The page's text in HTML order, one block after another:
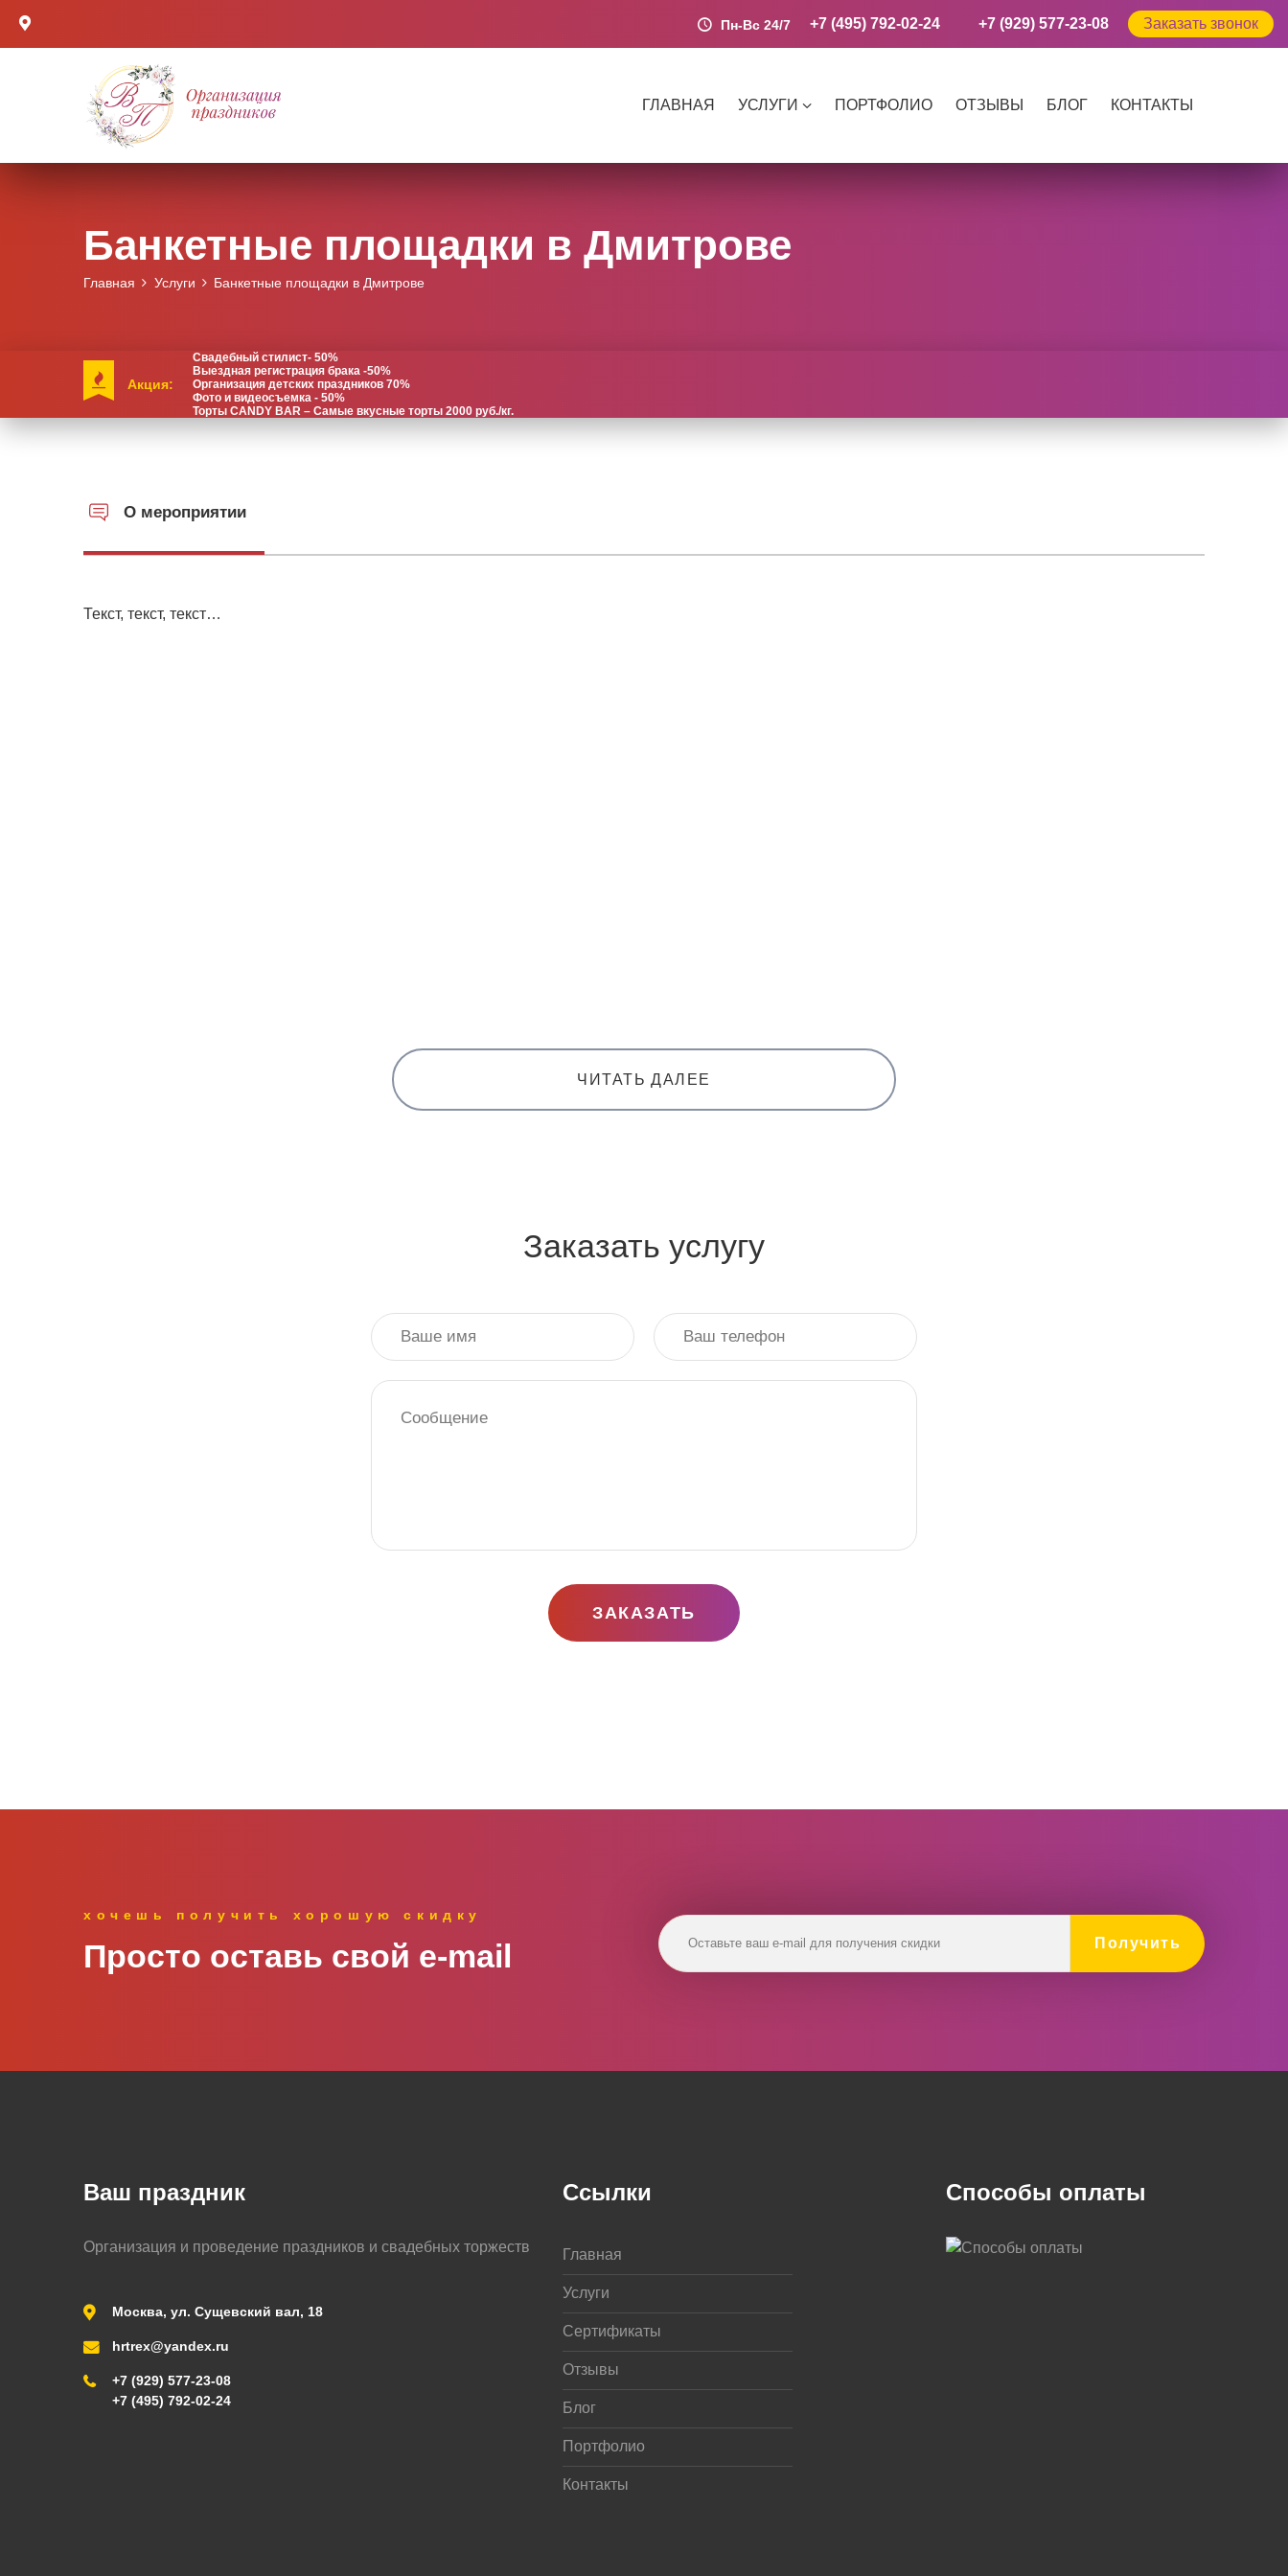
Пн-Вс 24/7 +7 (495) 792-02-24 +7 (929) 577-23-08 Заказать звонок
ГЛАВНАЯ УСЛУГИ ПОРТФОЛИО ОТЗЫВЫ БЛОГ КОНТАКТЫ
Банкетные площадки в Дмитрове
Главная Услуги Банкетные площадки в Дмитрове
Акция:
Свадебный стилист- 50%
Выездная регистрация брака -50%
Организация детских праздников 70%
Фото и видеосъемка - 50%
Торты CANDY BAR – Самые вкусные торты 2000 руб./кг.
О мероприятии
Текст, текст, текст…
ЧИТАТЬ ДАЛЕЕ
Заказать услугу
ЗАКАЗАТЬ
хочешь получить хорошую скидку
Просто оставь свой e‑mail Получить
Ваш праздник
Организация и проведение праздников и свадебных торжеств
Москва, ул. Сущевский вал, 18
hrtrex@yandex.ru
+7 (929) 577-23-08
+7 (495) 792-02-24
Ссылки
Главная
Услуги
Сертификаты
Отзывы
Блог
Портфолио
Контакты
Способы оплаты